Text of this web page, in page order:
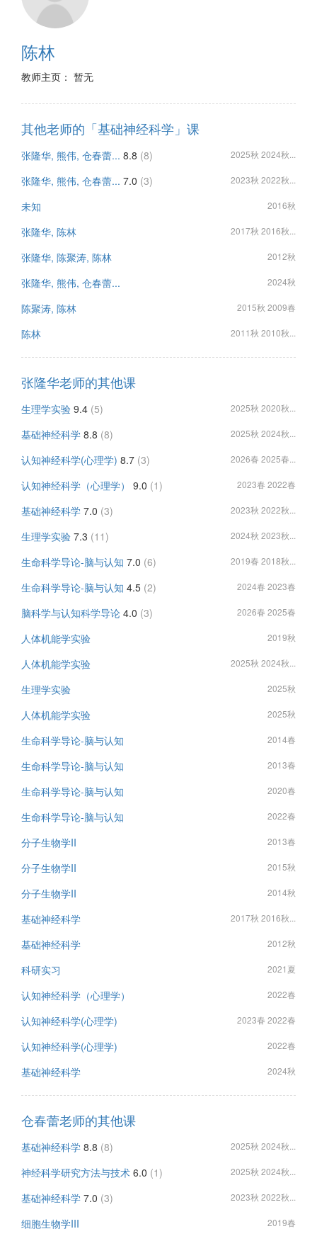
陈林
教师主页： 暂无
其他老师的「基础神经科学」课
张隆华, 熊伟, 仓春蕾... 8.8 (8) 2025秋 2024秋...
张隆华, 熊伟, 仓春蕾... 7.0 (3) 2023秋 2022秋...
未知 2016秋
张隆华, 陈林 2017秋 2016秋...
张隆华, 陈聚涛, 陈林 2012秋
张隆华, 熊伟, 仓春蕾... 2024秋
陈聚涛, 陈林 2015秋 2009春
陈林 2011秋 2010秋...
张隆华老师的其他课
生理学实验 9.4 (5) 2025秋 2020秋...
基础神经科学 8.8 (8) 2025秋 2024秋...
认知神经科学(心理学) 8.7 (3) 2026春 2025春...
认知神经科学（心理学） 9.0 (1) 2023春 2022春
基础神经科学 7.0 (3) 2023秋 2022秋...
生理学实验 7.3 (11) 2024秋 2023秋...
生命科学导论-脑与认知 7.0 (6) 2019春 2018秋...
生命科学导论-脑与认知 4.5 (2) 2024春 2023春
脑科学与认知科学导论 4.0 (3) 2026春 2025春
人体机能学实验 2019秋
人体机能学实验 2025秋 2024秋...
生理学实验 2025秋
人体机能学实验 2025秋
生命科学导论-脑与认知 2014春
生命科学导论-脑与认知 2013春
生命科学导论-脑与认知 2020春
生命科学导论-脑与认知 2022春
分子生物学II 2013春
分子生物学II 2015秋
分子生物学II 2014秋
基础神经科学 2017秋 2016秋...
基础神经科学 2012秋
科研实习 2021夏
认知神经科学（心理学） 2022春
认知神经科学(心理学) 2023春 2022春
认知神经科学(心理学) 2022春
基础神经科学 2024秋
仓春蕾老师的其他课
基础神经科学 8.8 (8) 2025秋 2024秋...
神经科学研究方法与技术 6.0 (1) 2025秋 2024秋...
基础神经科学 7.0 (3) 2023秋 2022秋...
细胞生物学III 2019春